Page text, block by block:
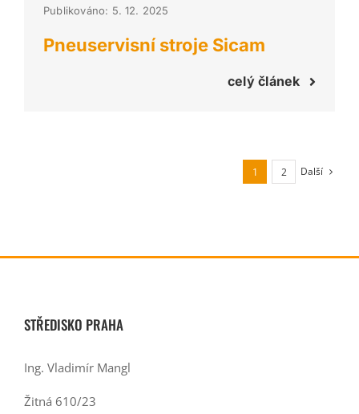
Publikováno: 5. 12. 2025
Pneuservisní stroje Sicam
celý článek
1 2 Další
STŘEDISKO PRAHA
Ing. Vladimír Mangl
Žitná 610/23